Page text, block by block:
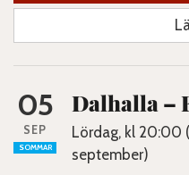
05
SEP
SOMMAR
Dalhalla –
Lördag, kl 20:00
september)